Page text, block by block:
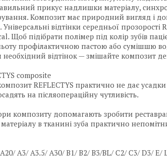
прикус надлишки матеріалу,
Композит має природний вигляд і
Універсальні відтінки середньої
Щоб підібрати полімер під колір зубів
профілактичною пастою або сумішшю
відтінок — змішайте композит
composite
REFLECTYS практично не дає усадки
на післяопераційну чутливість.
композиту допомагають зробити
в тканині зуба практично
А3/ А3.5/ А30/ В1/ В2/ В3/BL/ С2/ С3/ D3/ E/